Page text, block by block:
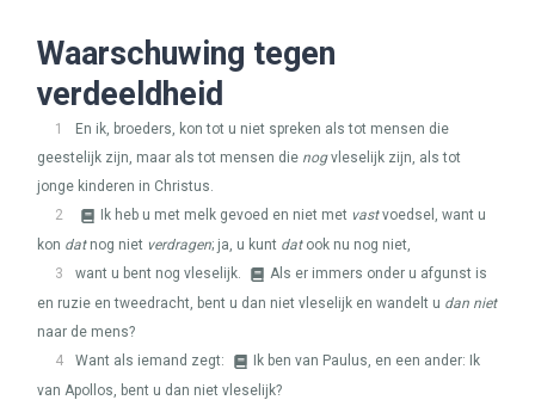
Waarschuwing tegen
verdeeldheid
1
En ik, broeders, kon tot u niet spreken als tot mensen die
geestelijk zijn, maar als tot mensen die nogvleselijk zijn, als tot
jonge kinderen in Christus.
2
Ik heb u met melk gevoed en niet met vastvoedsel, want u
kon datnog niet verdragen; ja, u kunt datook nu nog niet,
3
want u bent nog vleselijk.
Als er immers onder u afgunst is
en ruzie en tweedracht, bent u dan niet vleselijk en wandelt u dan niet
naar de mens?
4
Want als iemand zegt:
Ik ben van Paulus, en een ander: Ik
van Apollos, bent u dan niet vleselijk?